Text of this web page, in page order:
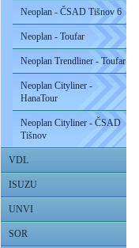
Neoplan - ČSAD Tišnov 6
Neoplan - Toufar
Neoplan Trendliner - Toufar
Neoplan Cityliner -
HanaTour
Neoplan Cityliner - ČSAD
Tišnov
VDL
ISUZU
UNVI
SOR